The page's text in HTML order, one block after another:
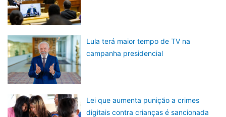
Lula terá maior tempo de TV na
campanha presidencial
Lei que aumenta punição a crimes
digitais contra crianças é sancionada